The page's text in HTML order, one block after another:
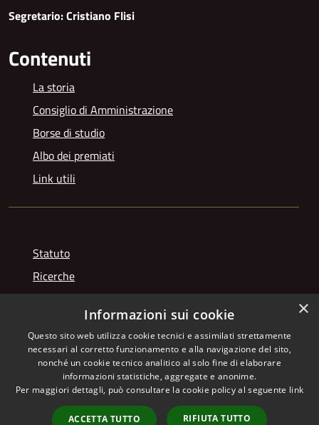
Segretario: Cristiano Flisi
Contenuti
La storia
Consiglio di Amministrazione
Borse di studio
Albo dei premiati
Link utili
Statuto
Ricerche
Videogallery
Photogallery
RSS
Accessibilità
Copyright © 2026 • Istituto
Giuseppe Franchetti • Powered
byMunicipium Accesso
×
Informazioni sui cookie
Questo sito web utilizza cookie tecnici e assimilati strettamente
necessari al corretto funzionamento e alla navigazione del sito,
nonché un cookie tecnico analitico al solo fine di elaborare
informazioni statistiche, aggregate e anonime.
Per maggiori dettagli, può consultare la cookie policy al seguente link
ACCETTA TUTTO RIFIUTA TUTTO